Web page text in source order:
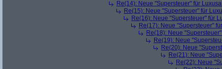
Re(14): Neue "Supersteuer" für
Re(15): Neue "Supersteuer" für
Re(16): Neue "Supersteuer" für
Re(17): Neue "Supersteuer"
Re(18): Neue
Re(19): Neue
Re(20): Neue
Re(21): Neue
Re(22): Neue